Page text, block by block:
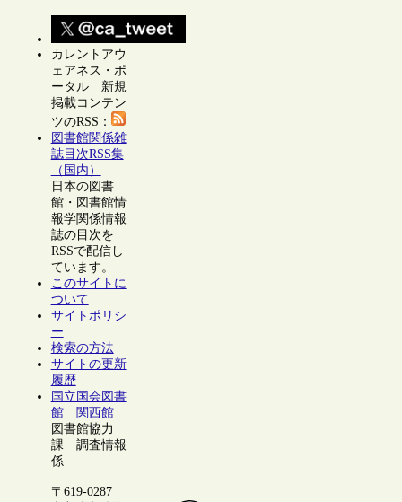
カレントアウ
ェアネス・ポ
ータル 新規
掲載コンテン
ツのRSS：
図書館関係雑
誌目次RSS集
（国内）
日本の図書
館・図書館情
報学関係情報
誌の目次を
RSSで配信し
ています。
このサイトに
ついて
サイトポリシ
ー
検索の方法
サイトの更新
履歴
国立国会図書
館 関西館
図書館協力
課 調査情報
係
〒619-0287